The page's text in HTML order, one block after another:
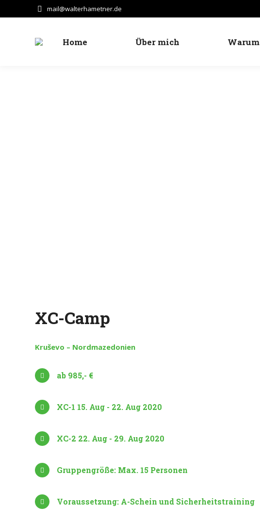
mail@walterhametner.de
Home Über mich Warum
XC-Camp
Kruševo – Nordmazedonien
ab 985,- €
XC-1 15. Aug - 22. Aug 2020
XC-2 22. Aug - 29. Aug 2020
Gruppengröße: Max. 15 Personen
Voraussetzung: A-Schein und Sicherheitstraining